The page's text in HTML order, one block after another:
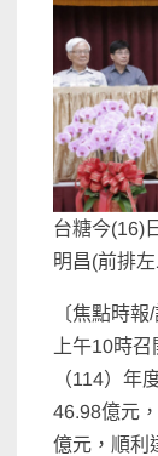
台糖今(16)
明昌(前排
〔焦點時
上午10時
（114）年
46.98億元
億元，順利